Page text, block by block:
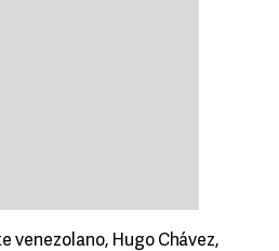
venezolano, Hugo Chávez,